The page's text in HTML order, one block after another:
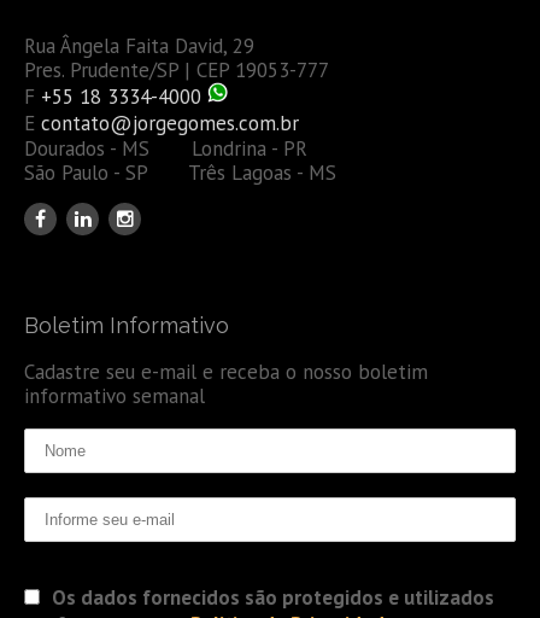
Rua Ângela Faita David, 29
Pres. Prudente/SP | CEP 19053-777
F +55 18 3334-4000
E contato@jorgegomes.com.br
Dourados - MS Londrina - PR
São Paulo - SP Três Lagoas - MS
Boletim Informativo
Cadastre seu e-mail e receba o nosso boletim
informativo semanal
Os dados fornecidos são protegidos e utilizados